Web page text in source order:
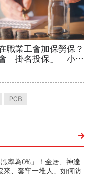
PCB
率為0%」！金居、神達
來、套牢一堆人」如何防